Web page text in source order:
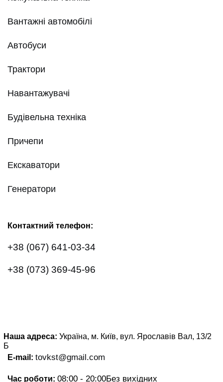
Вантажні автомобілі
Автобуси
Трактори
Навантажувачі
Будівельна техніка
Причепи
Екскаватори
Генератори
Контактний телефон:
+38 (067) 641-03-34
+38 (073) 369-45-96
Наша адреса: Україна, м. Київ, вул. Ярославів Вал, 13/2
Б
E-mail: tovkst@gmail.com
Час роботи: 08:00 - 20:00Без вихідних